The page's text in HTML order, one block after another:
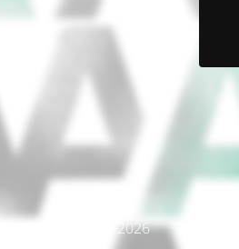
Artística 2026